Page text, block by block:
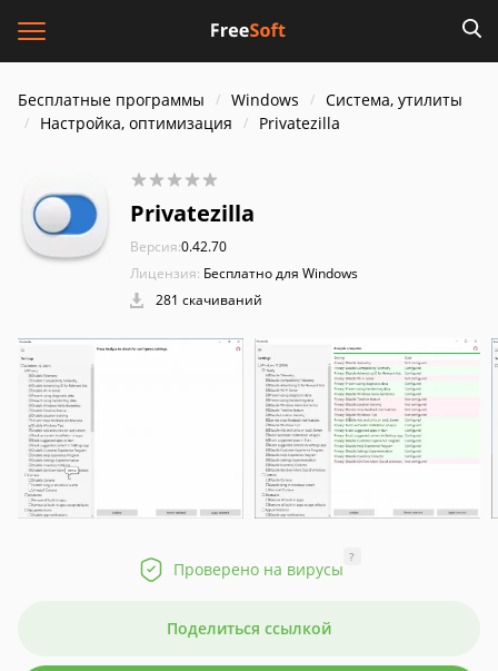
Бесплатные программы Windows
Система, утилиты
Настройка, оптимизация
Privatezilla
Privatezilla
Версия:0.42.70
Лицензия: Бесплатно для Windows
281 скачиваний
Проверено на вирусы
?
Поделиться ссылкой